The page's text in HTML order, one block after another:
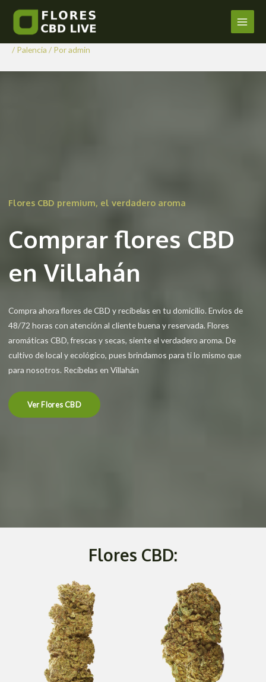
contenido
Main
Comprar Flores CBD en
Villahán
/ Palencia / Poradmin
Flores CBD premium, el verdadero aroma
Comprar flores CBD
en Villahán
Compra ahora flores de CBD y recíbelas en tu domicilio. Envíos de
48/72 horas con atención al cliente buena y reservada. Flores
aromáticas CBD, frescas y secas, siente el verdadero aroma. De
cultivo de local y ecológico, pues brindamos para ti lo mismo que
para nosotros. Recíbelas en Villahán
Ver Flores CBD
Flores CBD: